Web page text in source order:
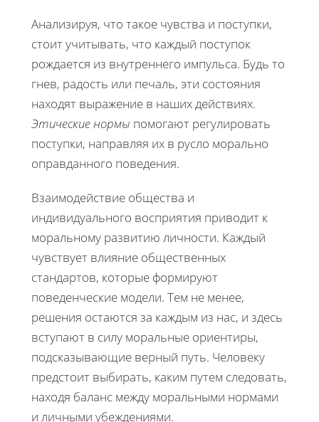
Анализируя, что такое чувства и поступки,
стоит учитывать, что каждый поступок
рождается из внутреннего импульса. Будь то
гнев, радость или печаль, эти состояния
находят выражение в наших действиях.
Этические нормы помогают регулировать
поступки, направляя их в русло морально
оправданного поведения.
Взаимодействие общества и
индивидуального восприятия приводит к
моральному развитию личности. Каждый
чувствует влияние общественных
стандартов, которые формируют
поведенческие модели. Тем не менее,
решения остаются за каждым из нас, и здесь
вступают в силу моральные ориентиры,
подсказывающие верный путь. Человеку
предстоит выбирать, каким путем следовать,
находя баланс между моральными нормами
и личными убеждениями.